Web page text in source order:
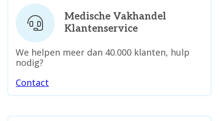
Medische Vakhandel
Klantenservice
We helpen meer dan 40.000 klanten, hulp
nodig?
Contact